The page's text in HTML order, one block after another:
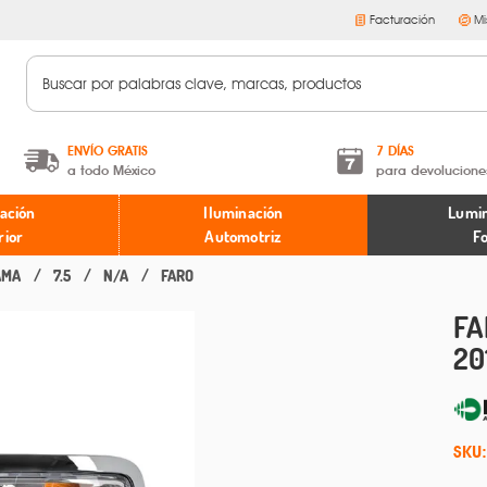
Facturación
ENVÍO GRATIS
a todo México
A partir de $599 MXN.
* Aplican restricciones
7 DÍAS
para
Términos y condiciones
Políticas de devoluciones
Iluminación
Automotriz
7.5 N/A FARO
SKU: